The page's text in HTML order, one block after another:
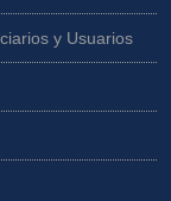
y Usuarios